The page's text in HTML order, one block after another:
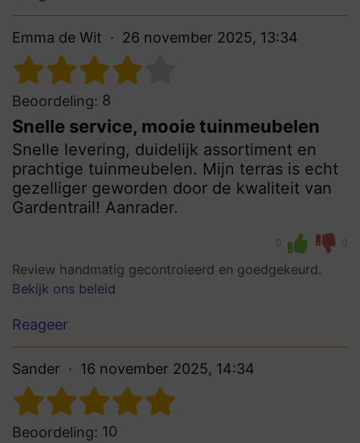
Emma de Wit 26 november 2025, 13:34
Beoordeling: 8
Snelle service, mooie tuinmeubelen
Snelle levering, duidelijk assortiment en
prachtige tuinmeubelen. Mijn terras is echt
gezelliger geworden door de kwaliteit van
Gardentrail! Aanrader.
0 0
Review handmatig gecontroleerd en goedgekeurd.
Bekijk ons beleid
Reageer
Sander 16 november 2025, 14:34
Beoordeling: 10